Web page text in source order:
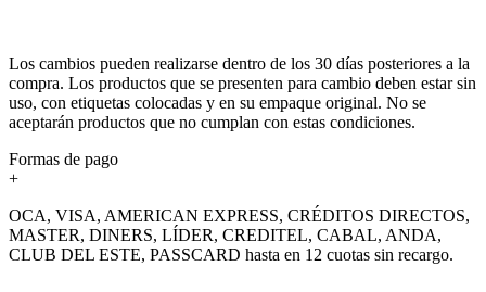
Los cambios pueden realizarse dentro de los 30 días posteriores a la
compra. Los productos que se presenten para cambio deben estar sin
uso, con etiquetas colocadas y en su empaque original. No se
aceptarán productos que no cumplan con estas condiciones.
Formas de pago
+
OCA, VISA, AMERICAN EXPRESS, CRÉDITOS DIRECTOS,
MASTER, DINERS, LÍDER, CREDITEL, CABAL, ANDA,
CLUB DEL ESTE, PASSCARD hasta en 12 cuotas sin recargo.